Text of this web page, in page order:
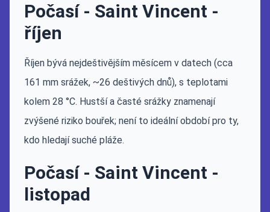
Počasí - Saint Vincent -
říjen
Říjen bývá nejdeštivějším měsícem v datech (cca
161 mm srážek, ~26 deštivých dnů), s teplotami
kolem 28 °C. Hustší a časté srážky znamenají
zvýšené riziko bouřek; není to ideální období pro ty,
kdo hledají suché pláže.
Počasí - Saint Vincent -
listopad